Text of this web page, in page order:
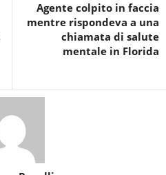
Agente colpito in faccia
mentre rispondeva a una
chiamata di salute
mentale in Florida